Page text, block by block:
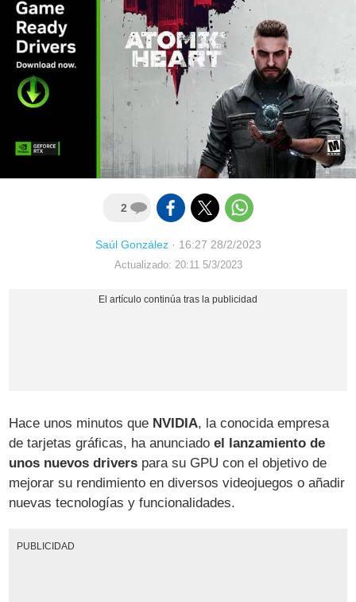
2
Saúl González· 16:27 28/2/2023
Actualizado: 20:11 5/3/2023
Hace unos minutos que NVIDIA, la conocida empresa
de tarjetas gráficas, ha anunciadoel lanzamiento de
unos nuevos drivers para su GPU con el objetivo de
mejorar su rendimiento en diversos videojuegos o añadir
nuevas tecnologías y funcionalidades.
PUBLICIDAD